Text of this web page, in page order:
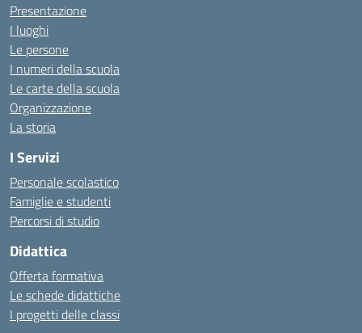
Presentazione
I luoghi
Le persone
I numeri della scuola
Le carte della scuola
Organizzazione
La storia
I Servizi
Personale scolastico
Famiglie e studenti
Percorsi di studio
Didattica
Offerta formativa
Le schede didattiche
I progetti delle classi